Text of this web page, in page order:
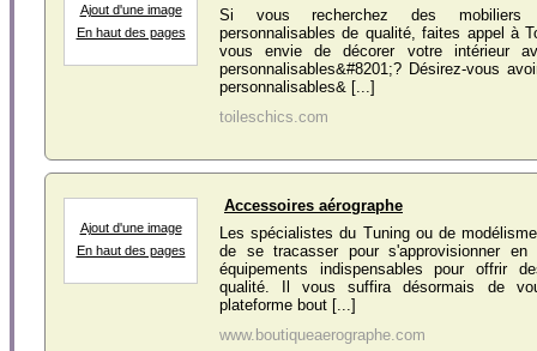
Ajout d'une image
En haut des pages
Si vous recherchez des mobiliers
personnalisables de qualité, faites appel à
vous envie de décorer votre intérieur
personnalisables&#8201;? Désirez-vous
personnalisables& [...]
toileschics.com
Ajout d'une image
En haut des pages
Accessoires aérographe
Les spécialistes du Tuning ou de
de se tracasser pour s'approvisionner en
équipements indispensables pour offrir
qualité. Il vous suffira désormais de
plateforme bout [...]
www.boutiqueaerographe.com